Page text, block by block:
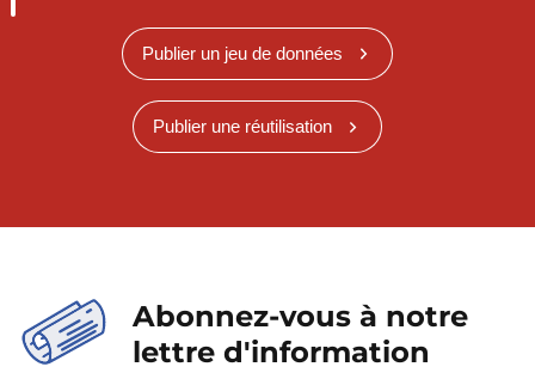
Publier un jeu de données
Publier une réutilisation
Abonnez-vous à notre
lettre d'information